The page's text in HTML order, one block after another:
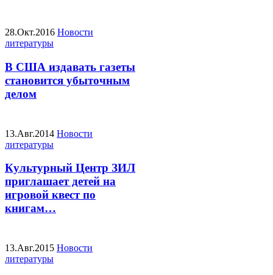
28.Окт.2016 Новости
литературы
В США издавать газеты
становится убыточным
делом
13.Авг.2014 Новости
литературы
Культурный Центр ЗИЛ
приглашает детей на
игровой квест по
книгам…
13.Авг.2015 Новости
литературы